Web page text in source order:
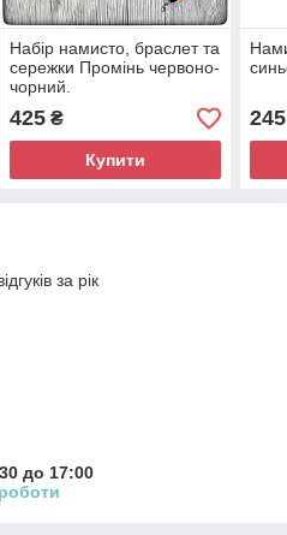
Набір намисто, браслет та
сережки Промінь червоно-
чорний.
425₴
Купити
245
за рік
до 17:00